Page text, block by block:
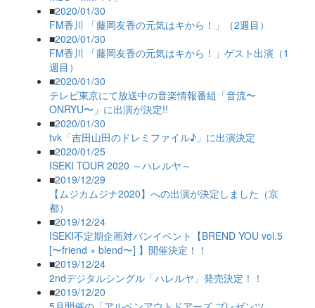
■2020/01/30
FM香川 「藤岡友香の元気はキから！」（2週目）
■2020/01/30
FM香川 「藤岡友香の元気はキから！」ゲスト出演（1
週目）
■2020/01/30
テレビ東京にて放送中の音楽情報番組「音流〜
ONRYU〜」に出演が決定!!
■2020/01/30
tvk「吉田山田のドレミファイル♪」に出演決定
■2020/01/25
ISEKI TOUR 2020 ～ハレルヤ～
■2019/12/29
【ムジカムジナ2020】への出演が決定しました（京
都）
■2019/12/24
ISEKI不定期企画対バンイベント【BREND YOU vol.5
[〜friend × blend〜] 】開催決定！！
■2019/12/24
2ndデジタルシングル「ハレルヤ」発売決定！！
■2019/12/20